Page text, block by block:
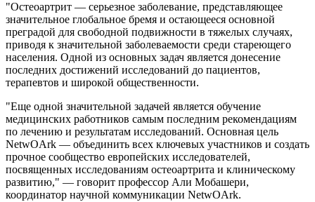
"Остеоартрит — серьезное заболевание, представляющее
значительное глобальное бремя и остающееся основной
преградой для свободной подвижности в тяжелых случаях,
приводя к значительной заболеваемости среди стареющего
населения. Одной из основных задач является донесение
последних достижений исследований до пациентов,
терапевтов и широкой общественности.
"Еще одной значительной задачей является обучение
медицинских работников самым последним рекомендациям
по лечению и результатам исследований. Основная цель
NetwOArk — объединить всех ключевых участников и создать
прочное сообщество европейских исследователей,
посвященных исследованиям остеоартрита и клиническому
развитию," — говорит профессор Али Мобашери,
координатор научной коммуникации NetwOArk.